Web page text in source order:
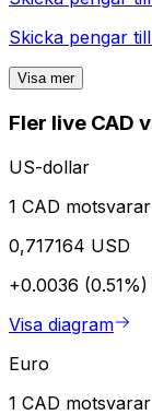
Skicka pengar till
Visa mer
Fler live CAD
US-dollar
1 CAD motsvarar
0,717164 USD
+0.0036 (0.51%)
Visa diagram
Euro
1 CAD motsvarar